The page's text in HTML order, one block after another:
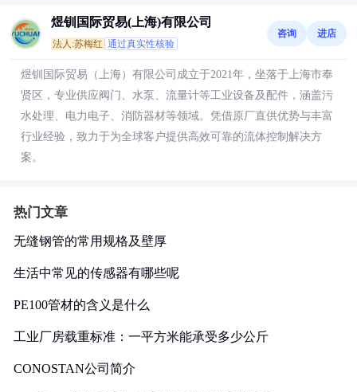
煜钏国际贸易(上海)有限公司
法人:苏梅红 通过真实性核验
咨询 进店
煜钏国际贸易（上海）有限公司成立于2021年，坐落于上海市奉
贤区，专业供应阀门、水泵、流量计等工业设备及配件，涵盖污
水处理、电力电子、消防器材等领域。凭借原厂直供优势与丰富
行业经验，致力于为全球客户提供高效可靠的流体控制解决方
案。
热门文章
无缝钢管的常用规格及壁厚
生活中常见的传感器有哪些呢
PE100管材的含义是什么
工业厂房载重标准：一平方米能承受多少公斤
CONOSTAN公司简介